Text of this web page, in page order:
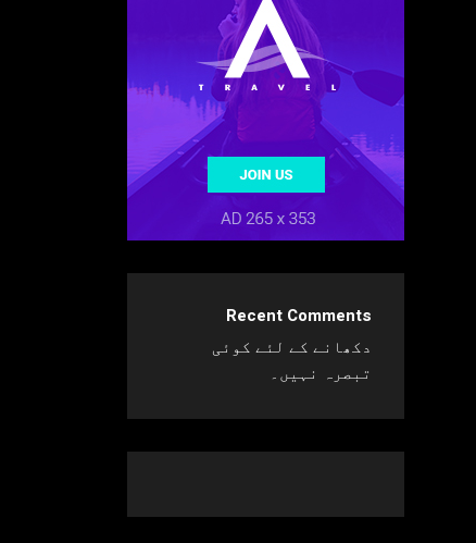
Recent Comments
دکھانے کے لئے کوئی
تبصرہ نہیں۔